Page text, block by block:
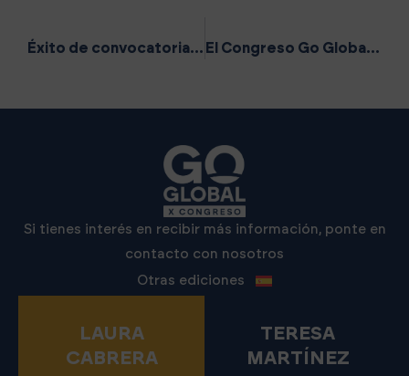
Éxito de convocatoria de la VIII edición del Congreso Go Global con 1.300 asistentes y más de 1.400 reuniones de trabajo en dos días de intensa actividad El Congreso Go Global 2026 convertirá València en el epicentro de la internacionalización empresarial
Si tienes interés en recibir más información, ponte en
contacto con nosotros
Otras ediciones
LAURA
CABRERA
TERESA
MARTÍNEZ